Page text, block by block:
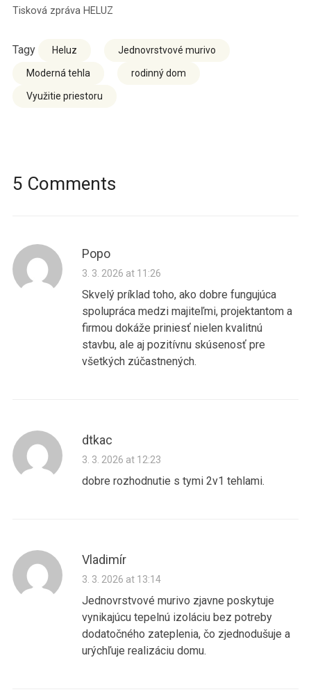
Tisková zpráva HELUZ
Tagy Heluz Jednovrstvové murivo
Moderná tehla rodinný dom
Využitie priestoru
5 Comments
Popo
3. 3. 2026 at 11:26
Skvelý príklad toho, ako dobre fungujúca
spolupráca medzi majiteľmi, projektantom a
firmou dokáže priniesť nielen kvalitnú
stavbu, ale aj pozitívnu skúsenosť pre
všetkých zúčastnených.
dtkac
3. 3. 2026 at 12:23
dobre rozhodnutie s tymi 2v1 tehlami.
Vladimír
3. 3. 2026 at 13:14
Jednovrstvové murivo zjavne poskytuje
vynikajúcu tepelnú izoláciu bez potreby
dodatočného zateplenia, čo zjednodušuje a
urýchľuje realizáciu domu.